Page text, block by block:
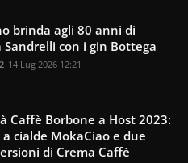
brinda agli 80 anni di
Sandrelli con i gin Bottega
14 Lug 2026 12:21
Caffè Borbone a Host 2023:
cialde MokaCiao e due
di Crema Caffè